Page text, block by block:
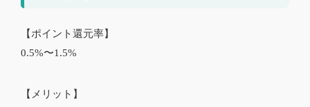
【ポイント還元率】
0.5%〜1.5%
【メリット】